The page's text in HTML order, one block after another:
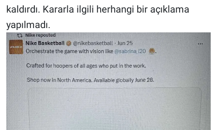
kaldırdı. Kararla ilgili herhangi bir açıklama
yapılmadı.
Kimdir
Koronavirüs
Kültür Sanat
Ne demişti